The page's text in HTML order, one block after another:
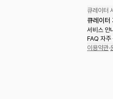
큐레이터
큐레이터
서비스 안
FAQ 자주
이용약관·